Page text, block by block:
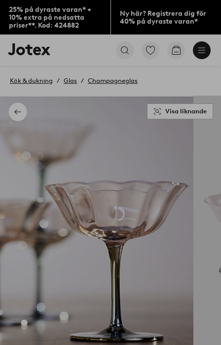
25% på dyraste varan* +
10% extra på nedsatta
priser**. Kod: 424882
Ny här? Registrera dig för
40% på dyraste varan*
Jotex
logotyp
till
Gå
Gå
Tillbaka
Kök & dukning Glas Champagneglas
Visa liknande